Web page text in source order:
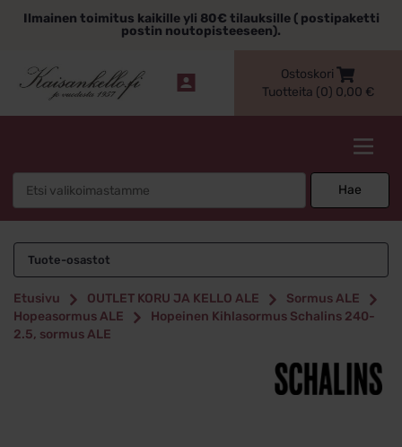
sisältöönIlmainen toimitus kaikille yli 80€ tilauksille ( postipaketti
postin noutopisteeseen).
Ostoskori
Tuotteita (0) 0,00 €
Hae
Tuote-osastot
Etusivu OUTLET KORU JA KELLO ALE
Sormus ALE
Hopeasormus ALE
Hopeinen Kihlasormus Schalins 240-
2.5, sormus ALE